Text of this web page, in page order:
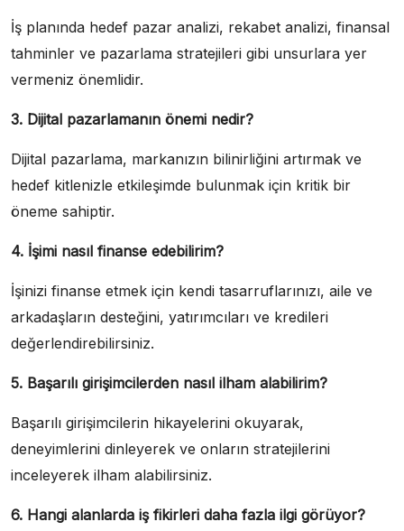
İş planında hedef pazar analizi, rekabet analizi, finansal
tahminler ve pazarlama stratejileri gibi unsurlara yer
vermeniz önemlidir.
3. Dijital pazarlamanın önemi nedir?
Dijital pazarlama, markanızın bilinirliğini artırmak ve
hedef kitlenizle etkileşimde bulunmak için kritik bir
öneme sahiptir.
4. İşimi nasıl finanse edebilirim?
İşinizi finanse etmek için kendi tasarruflarınızı, aile ve
arkadaşların desteğini, yatırımcıları ve kredileri
değerlendirebilirsiniz.
5. Başarılı girişimcilerden nasıl ilham alabilirim?
Başarılı girişimcilerin hikayelerini okuyarak,
deneyimlerini dinleyerek ve onların stratejilerini
inceleyerek ilham alabilirsiniz.
6. Hangi alanlarda iş fikirleri daha fazla ilgi görüyor?